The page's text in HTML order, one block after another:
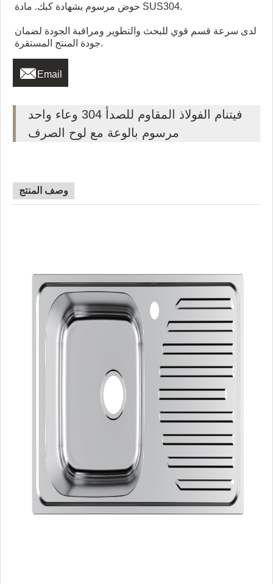
حوض مرسوم بشهادة كبك. مادة SUS304.
لدى سرعة قسم قوي للبحث والتطوير ومراقبة الجودة لضمان
جودة المنتج المستقرة.
 Email
فيتنام الفولاذ المقاوم للصدأ 304 وعاء واحد
مرسوم بالوعة مع لوح الصرف
وصف المنتج